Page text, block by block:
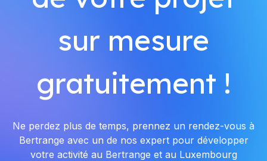
sur mesure
gratuitement !
Ne perdez plus de temps, prennez un rendez-vous à
Bertrange avec un de nos expert pour développer
votre activité au Bertrange et au Luxembourg